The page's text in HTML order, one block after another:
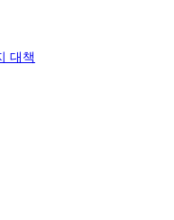
대책